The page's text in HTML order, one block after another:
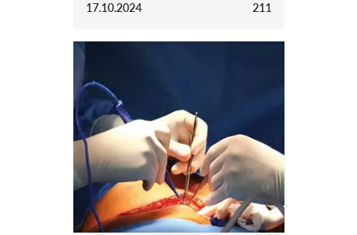
17.10.2024 211